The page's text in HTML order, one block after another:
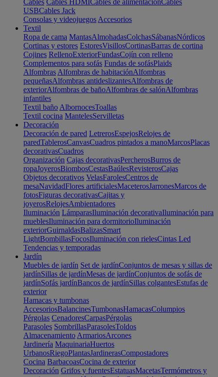
Cables Cables HDMICables de alimentaciónCables
USBCables Jack
Consolas y videojuegos Accesorios
Textil
Ropa de cama MantasAlmohadasColchasSábanasNórdicos
Cortinas y estores EstoresVisillosCortinasBarras de cortina
Cojines RellenoExteriorFundasCojín con relleno
Complementos para sofás Fundas de sofásPlaids
Alfombras Alfombras de habitaciónAlfombras
pequeñasAlfombras antideslizantesAlfombras de
exteriorAlfombras de bañoAlfombras de salónAlfombras
infantiles
Textil baño AlbornocesToallas
Textil cocina MantelesServilletas
Decoración
Decoración de pared LetrerosEspejosRelojes de
paredTablerosCanvasCuadros pintados a manoMarcosPlacas
decorativasCuadros
Organización Cajas decorativasPercherosBurros de
ropaJoyerosBiombosCestasBaúlesRevisterosCajas
Objetos decorativos VelasFarolesCentros de
mesaNavidadFlores artificialesMaceterosJarronesMarcos de
fotosFiguras decorativasCajitas y
joyerosRelojesAmbientadores
Iluminación LámparasIluminación decorativaIluminación para
mueblesIluminación para dormitorioIluminación
exteriorGuirnaldasBalizasSmart
LightBombillasFocosIluminación con rielesCintas Led
Tendencias y temporadas
Jardín
Muebles de jardín Set de jardínConjuntos de mesas y sillas de
jardínSillas de jardínMesas de jardínConjuntos de sofás de
jardínSofás jardínBancos de jardínSillas colgantesEstufas de
exterior
Hamacas y tumbonas
AccesoriosBalancinesTumbonasHamacasColumpios
Pérgolas CenadoresCarpasPérgolas
Parasoles SombrillasParasolesToldos
Almacenamiento ArmariosArcones
Jardinería MaquinariaHuertos
UrbanosRiegoPlantasJardinerasCompostadores
Cocina BarbacoasCocina de exterior
Decoración Grifos y fuentesEstatuasMacetasTermómetros y